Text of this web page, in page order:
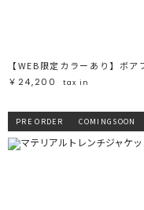
￥24,200
tax in
PRE ORDER COMINGSOON